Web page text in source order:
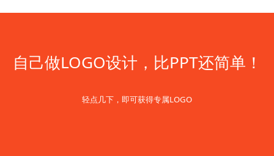
自己做LOGO设计，比PPT还简单！
轻点几下，即可获得专属LOGO